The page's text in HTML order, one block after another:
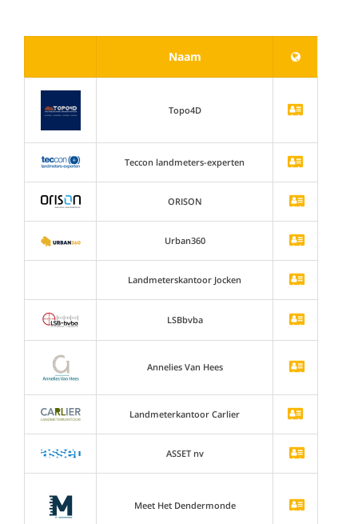
Naam
Topo4D
Teccon landmeters-experten
ORISON
Urban360
Landmeterskantoor Jocken
LSBbvba
Annelies Van Hees
Landmeterkantoor Carlier
ASSET nv
Meet Het Dendermonde